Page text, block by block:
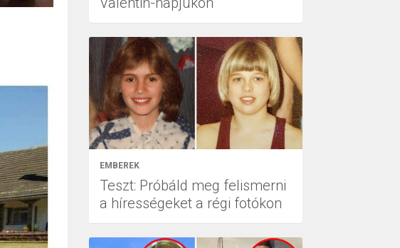
EMBEREK
Teszt: Próbáld meg felismerni
a hírességeket a régi fotókon